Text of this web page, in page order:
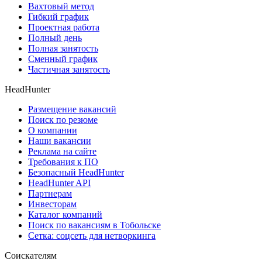
Вахтовый метод
Гибкий график
Проектная работа
Полный день
Полная занятость
Сменный график
Частичная занятость
HeadHunter
Размещение вакансий
Поиск по резюме
О компании
Наши вакансии
Реклама на сайте
Требования к ПО
Безопасный HeadHunter
HeadHunter API
Партнерам
Инвесторам
Каталог компаний
Поиск по вакансиям в Тобольске
Сетка: соцсеть для нетворкинга
Соискателям